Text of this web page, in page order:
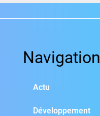
Navigation
Actu
Développement